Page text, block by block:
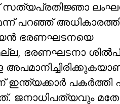
സത്യപ്രതിജ്ഞാ
പറഞ്ഞ്
ഭരണഘടനയെ
ഭരണഘടനാ
പകര്‍ത്തി
ജനാധിപത്യവും